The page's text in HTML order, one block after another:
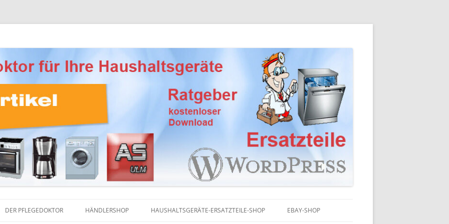
Haushaltsgeräte
DER PFLEGEDOKTOR HÄNDLERSHOP HAUSHALTSGERÄTE-ERSATZTEILE-SHOP EBAY-SHOP